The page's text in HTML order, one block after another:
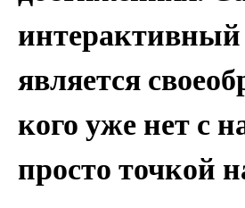
является
кого уже нет с
просто точкой